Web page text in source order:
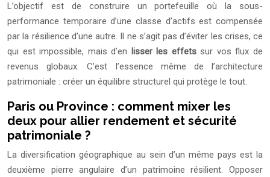
L’objectif est de construire un portefeuille où la sous-
performance temporaire d’une classe d’actifs est compensée
par la résilience d’une autre. Il ne s’agit pas d’éviter les crises, ce
qui est impossible, mais d’en lisser les effetssur vos flux de
revenus globaux. C’est l’essence même de l’architecture
patrimoniale : créer un équilibre structurel qui protège le tout.
Paris ou Province : comment mixer les
deux pour allier rendement et sécurité
patrimoniale ?
La diversification géographique au sein d’un même pays est la
deuxième pierre angulaire d’un patrimoine résilient. Opposer